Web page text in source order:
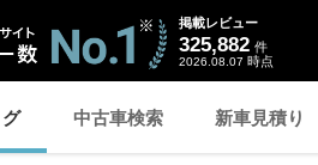
掲載レビュー
325,882 件
2026.08.07 時点
中古車検索 新車見積り